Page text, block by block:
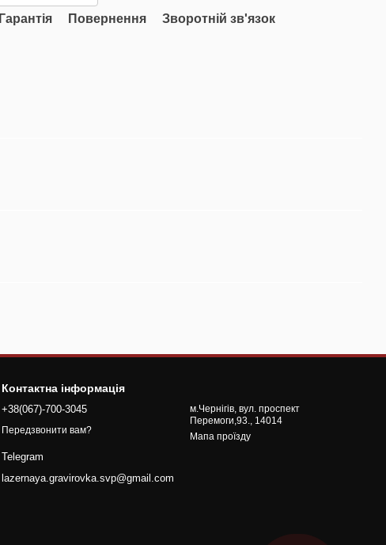
Гарантія Повернення Зворотній зв'язок
Контактна інформація
+38(067)-700-3045
Передзвонити вам?
Telegram
lazernaya.gravirovka.svp@gmail.com
м.Чернігів, вул. проспект
Перемоги,93., 14014
Мапа проїзду